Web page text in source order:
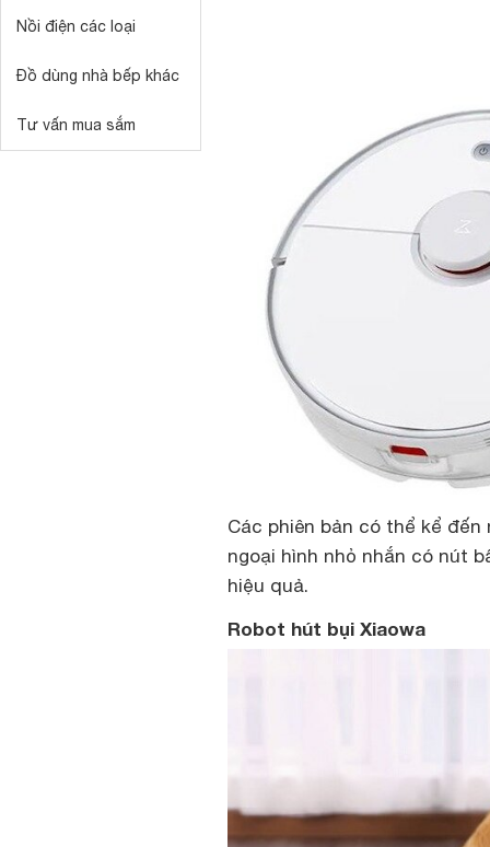
Nồi điện các loại
Đồ dùng nhà bếp khác
Tư vấn mua sắm
Các phiên bản có thể kể đến
ngoại hình nhỏ nhắn có nút
hiệu quả.
Robot hút bụi Xiaowa